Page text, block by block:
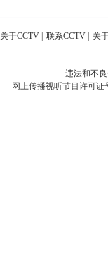
关于CCTV 联系CCTV 关
违法和不
网上传播视听节目许可证